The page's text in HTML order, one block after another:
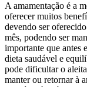
A amamentação é a
oferecer muitos
devendo ser
mês, podendo ser
importante que antes
dieta saudável e
pode dificultar o
manter ou retornar à